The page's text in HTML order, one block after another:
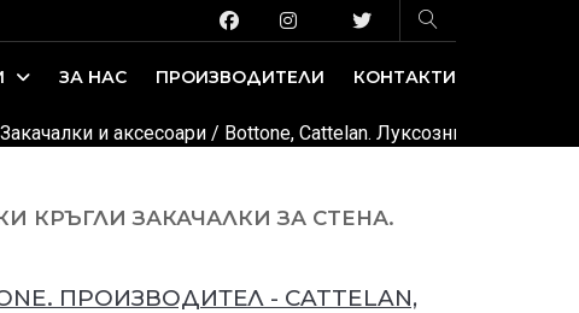
ЗА НАС ПРОИЗВОДИТЕЛИ КОНТАКТИ
Закачалки и аксесоари / Bottone, Cattelan. Луксозни италиански
КРЪГЛИ ЗАКАЧАЛКИ ЗА СТЕНА.
. ПРОИЗВОДИТЕЛ - CATTELAN,